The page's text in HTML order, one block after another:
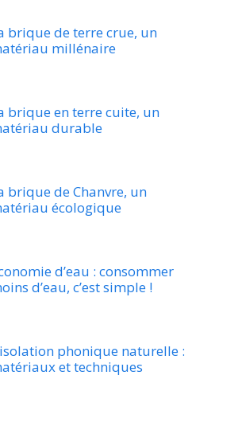
brique de terre crue, un
millénaire
brique en terre cuite, un
durable
brique de Chanvre, un
écologique
d’eau : consommer
d’eau, c’est simple !
phonique naturelle :
et techniques